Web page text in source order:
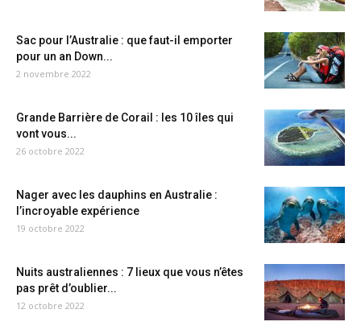
Sac pour l’Australie : que faut-il emporter
pour un an Down...
2 novembre 2022
Grande Barrière de Corail : les 10 îles qui
vont vous...
26 octobre 2022
Nager avec les dauphins en Australie :
l’incroyable expérience
19 octobre 2022
Nuits australiennes : 7 lieux que vous n’êtes
pas prêt d’oublier...
12 octobre 2022